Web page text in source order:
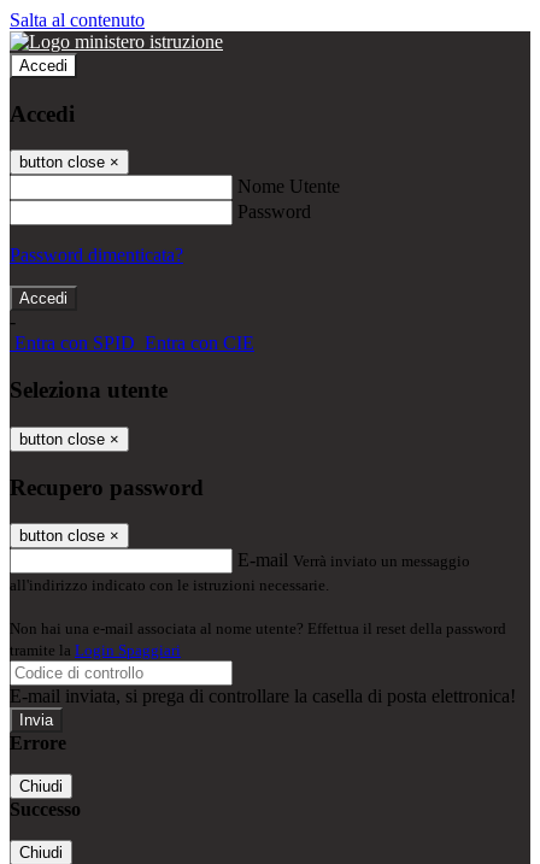
Salta al contenuto
Accedi
Accedi
button close ×
Nome Utente
Password
Password dimenticata?
-
Entra con SPID Entra con CIE
Seleziona utente
button close ×
Recupero password
button close ×
E-mail Verrà inviato un messaggio
all'indirizzo indicato con le istruzioni necessarie.
Non hai una e-mail associata al nome utente? Effettua il reset della password
tramite la Login Spaggiari
E-mail inviata, si prega di controllare la casella di posta elettronica!
Errore
Chiudi
Successo
Chiudi